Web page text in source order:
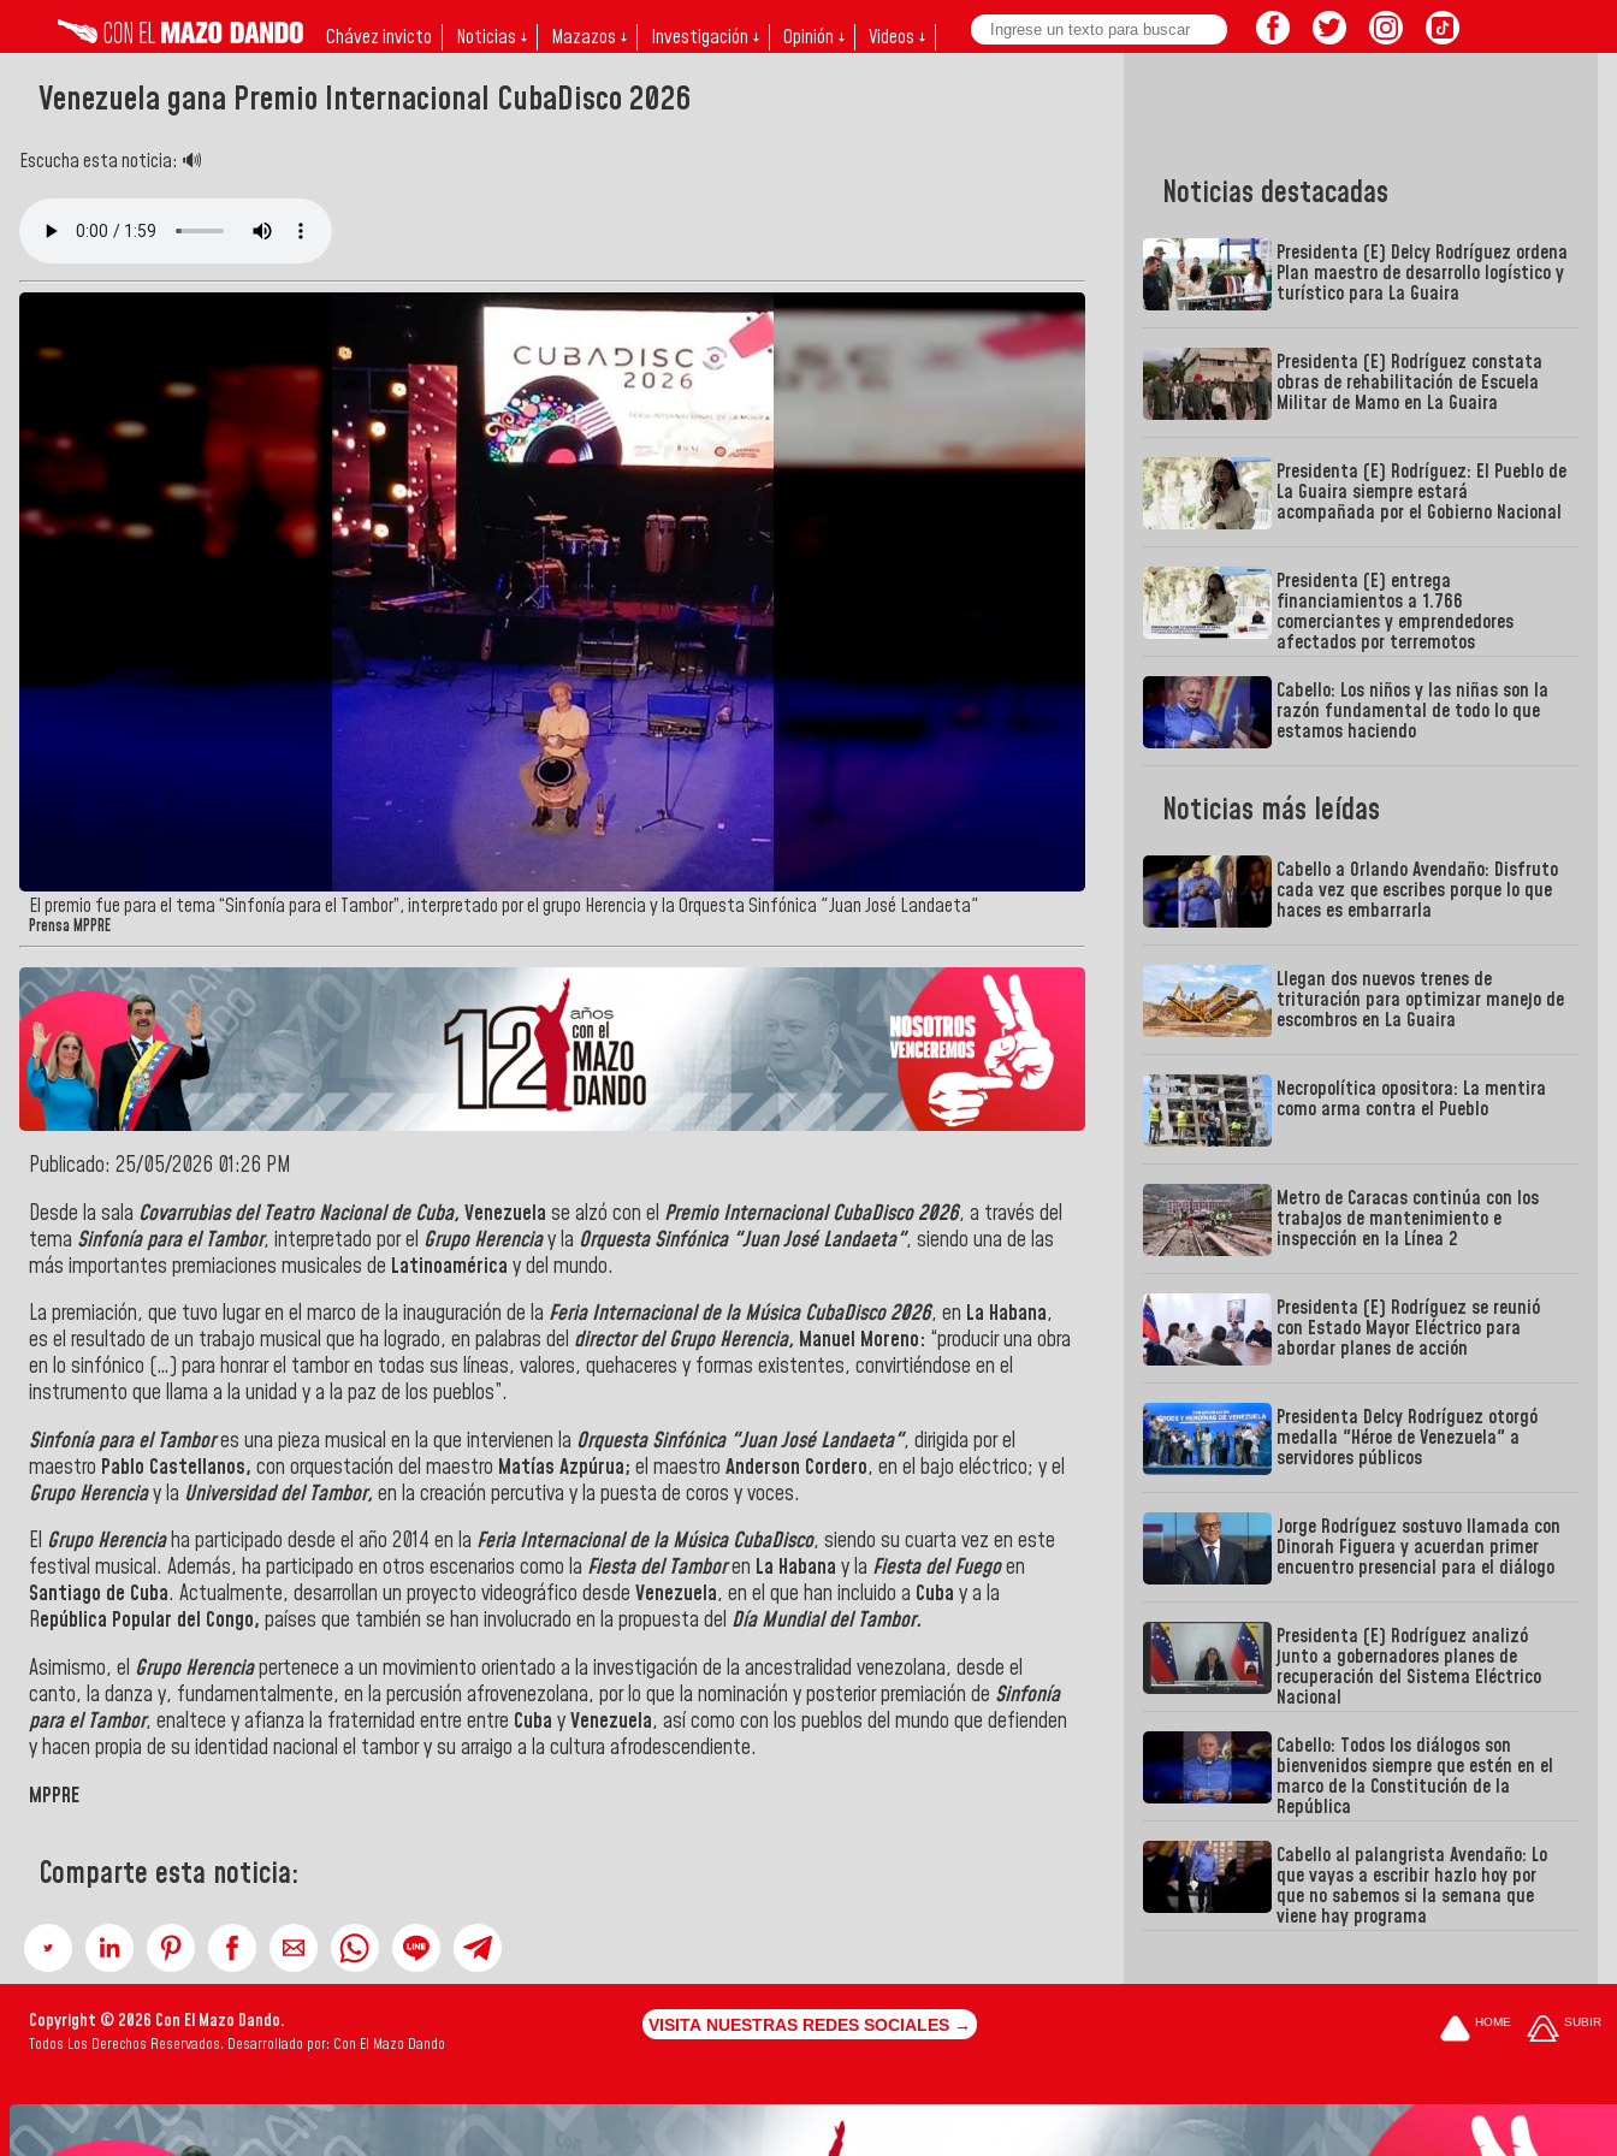
Chávez invicto Noticias ↓ Mazazos ↓ Investigación ↓ Opinión ↓ Videos ↓
Venezuela gana Premio Internacional CubaDisco 2026
Escucha esta noticia: 🔊
El premio fue para el tema “Sinfonía para el Tambor”, interpretado por el grupo Herencia y la Orquesta Sinfónica "Juan José Landaeta"
Prensa MPPRE
Publicado: 25/05/2026 01:26 PM
Desde la sala Covarrubias del Teatro Nacional de Cuba, Venezuela se alzó con el Premio Internacional CubaDisco 2026, a través del
tema Sinfonía para el Tambor, interpretado por el Grupo Herenciay la Orquesta Sinfónica "Juan José Landaeta", siendo una de las
más importantes premiaciones musicales de Latinoamérica y del mundo.
La premiación, que tuvo lugar en el marco de la inauguración de la Feria Internacional de la Música CubaDisco 2026, en La Habana,
es el resultado de un trabajo musical que ha logrado, en palabras del director del Grupo Herencia, Manuel Moreno: “producir una obra
en lo sinfónico (…) para honrar el tambor en todas sus líneas, valores, quehaceres y formas existentes, convirtiéndose en el
instrumento que llama a la unidad y a la paz de los pueblos”.
Sinfonía para el Tambores una pieza musical en la que intervienen la Orquesta Sinfónica "Juan José Landaeta", dirigida por el
maestro Pablo Castellanos, con orquestación del maestro Matías Azpúrua; el maestro Anderson Cordero, en el bajo eléctrico; y el
Grupo Herenciay la Universidad del Tambor, en la creación percutiva y la puesta de coros y voces.
El Grupo Herenciaha participado desde el año 2014 en la Feria Internacional de la Música CubaDisco, siendo su cuarta vez en este
festival musical. Además, ha participado en otros escenarios como la Fiesta del Tamboren La Habana y la Fiesta del Fuegoen
Santiago de Cuba. Actualmente, desarrollan un proyecto videográfico desde Venezuela, en el que han incluido a Cuba y a la
República Popular del Congo, países que también se han involucrado en la propuesta del Día Mundial del Tambor.
Asimismo, el Grupo Herenciapertenece a un movimiento orientado a la investigación de la ancestralidad venezolana, desde el
canto, la danza y, fundamentalmente, en la percusión afrovenezolana, por lo que la nominación y posterior premiación de Sinfonía
para el Tambor, enaltece y afianza la fraternidad entre entre Cuba yVenezuela, así como con los pueblos del mundo que defienden
y hacen propia de su identidad nacional el tambor y su arraigo a la cultura afrodescendiente.
MPPRE
Comparte esta noticia:
Noticias destacadas
Presidenta (E) Delcy Rodríguez ordena
Plan maestro de desarrollo logístico y
turístico para La Guaira
Presidenta (E) Rodríguez constata
obras de rehabilitación de Escuela
Militar de Mamo en La Guaira
Presidenta (E) Rodríguez: El Pueblo de
La Guaira siempre estará
acompañada por el Gobierno Nacional
Presidenta (E) entrega
financiamientos a 1.766
comerciantes y emprendedores
afectados por terremotos
Cabello: Los niños y las niñas son la
razón fundamental de todo lo que
estamos haciendo
Noticias más leídas
Cabello a Orlando Avendaño: Disfruto
cada vez que escribes porque lo que
haces es embarrarla
Llegan dos nuevos trenes de
trituración para optimizar manejo de
escombros en La Guaira
Necropolítica opositora: La mentira
como arma contra el Pueblo
Metro de Caracas continúa con los
trabajos de mantenimiento e
inspección en la Línea 2
Presidenta (E) Rodríguez se reunió
con Estado Mayor Eléctrico para
abordar planes de acción
Presidenta Delcy Rodríguez otorgó
medalla "Héroe de Venezuela" a
servidores públicos
Jorge Rodríguez sostuvo llamada con
Dinorah Figuera y acuerdan primer
encuentro presencial para el diálogo
Presidenta (E) Rodríguez analizó
junto a gobernadores planes de
recuperación del Sistema Eléctrico
Nacional
Cabello: Todos los diálogos son
bienvenidos siempre que estén en el
marco de la Constitución de la
República
Cabello al palangrista Avendaño: Lo
que vayas a escribir hazlo hoy por
que no sabemos si la semana que
viene hay programa
Copyright © 2026 Con El Mazo Dando.
Todos Los Derechos Reservados. Desarrollado por: Con El Mazo Dando
VISITA NUESTRAS REDES SOCIALES → HOME SUBIR